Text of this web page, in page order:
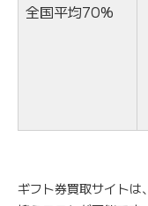
全国平均70%
ギフト券買取サイトは